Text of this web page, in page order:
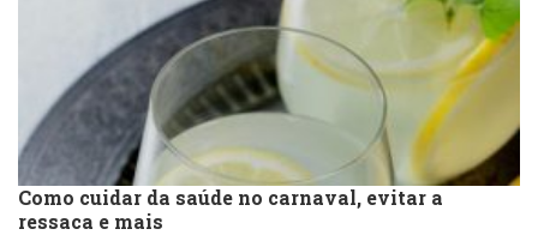
Como cuidar da saúde no carnaval, evitar a
ressaca e mais